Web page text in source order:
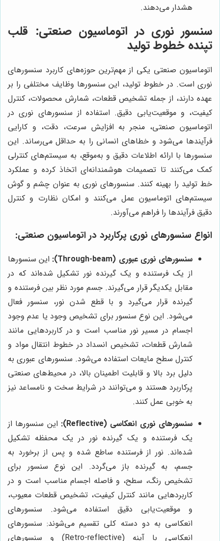
هشدار می‌دهند.
سنسور نوری در اتوماسیون صنعتی: قلب
تپنده خطوط تولید
اتوماسیون صنعتی یکی از مهم‌ترین حوزه‌های کاربرد سنسورهای
نوری است. در خطوط تولید، این سنسورها وظایف مختلفی را بر
عهده دارند، از جمله تشخیص قطعات، شمارش محصولات، کنترل
کیفیت، و موقعیت‌یابی دقیق. استفاده از سنسورهای نوری در
اتوماسیون صنعتی، منجر به افزایش سرعت، دقت، و کارایی
فرآیندها می‌شود و خطاهای انسانی را به حداقل می‌رساند. این
سنسورها با ارائه اطلاعات دقیق و به‌موقع، به سیستم‌های کنترلی
کمک می‌کنند تا تصمیمات هوشمندانه‌ای اتخاذ کرده و عملکرد
خط تولید را بهینه کنند. سنسورهای نوری به عنوان چشم و گوش
سیستم‌های اتوماسیون عمل می‌کنند و امکان نظارت و کنترل
دقیق فرآیندها را فراهم می‌آورند.
انواع سنسورهای نوری پرکاربرد در اتوماسیون صنعتی:
سنسورهای نوری عبوری (Through-beam):
این سنسورها
از یک فرستنده و یک گیرنده نور تشکیل شده‌اند که در
مقابل یکدیگر قرار می‌گیرند. جسم مورد نظر بین فرستنده و
گیرنده قرار می‌گیرد و با قطع شدن نور، سنسور فعال
می‌شود. این نوع سنسور برای تشخیص وجود یا عدم وجود
اجسام در مسیر نور مناسب است و در کاربردهایی مانند
شمارش قطعات، تشخیص انسداد در خطوط انتقال مواد و
کنترل سطح مایعات استفاده می‌شود. سنسورهای عبوری به
دلیل برد بالا و قابلیت اطمینان بالا، در محیط‌های صنعتی
پرکاربرد هستند و می‌توانند در شرایط سخت و نامساعد نیز
به خوبی عمل کنند.
سنسورهای نوری انعکاسی (Reflective):
این سنسورها از
یک فرستنده و یک گیرنده نور در یک محفظه تشکیل
شده‌اند. نور از فرستنده ساطع شده و پس از برخورد به
جسم، به گیرنده باز می‌گردد. این نوع سنسور برای
تشخیص رنگ، سطح، و فاصله اجسام مناسب است و در
کاربردهایی مانند کنترل کیفیت، تشخیص قطعات معیوب،
و موقعیت‌یابی دقیق استفاده می‌شود. سنسورهای
انعکاسی به دو دسته کلی تقسیم می‌شوند: سنسورهای
انعکاسی با آینه (Retro-reflective) و سنسورهای